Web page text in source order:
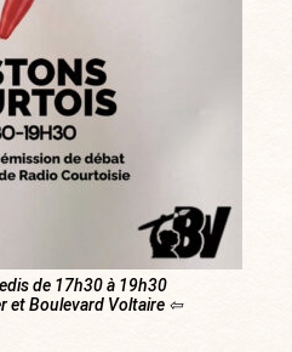
de 17h30 à 19h30
et Boulevard Voltaire ⇦